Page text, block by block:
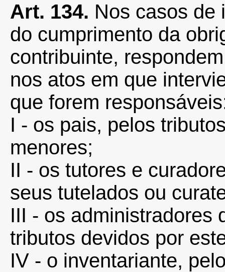
Art. 134. Nos casos de
do cumprimento da
contribuinte,
nos atos em que
que forem
I - os pais, pelos
menores;
II - os tutores e
seus tutelados ou
III - os administradores
tributos devidos por
IV - o inventariante,